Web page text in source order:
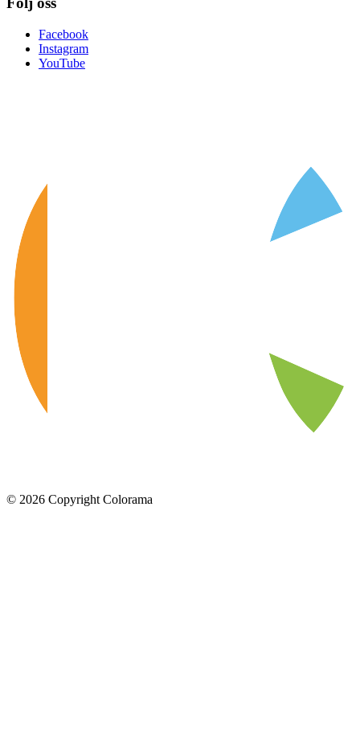
Facebook
Instagram
YouTube
© 2026 Copyright Colorama